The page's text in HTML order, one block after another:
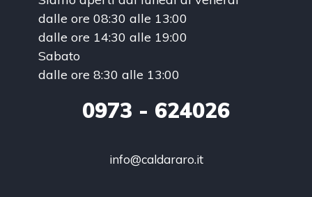
dalle ore 08:30 alle 13:00
dalle ore 14:30 alle 19:00
Sabato
dalle ore 8:30 alle 13:00
0973 - 624026
info@caldararo.it